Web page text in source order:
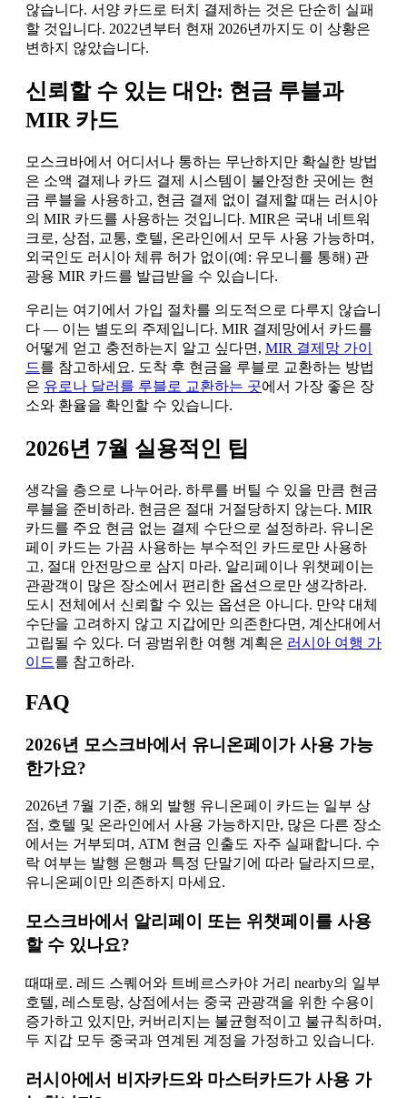
않습니다. 서양 카드로 터치 결제하는 것은 단순히 실패
할 것입니다. 2022년부터 현재 2026년까지도 이 상황은
변하지 않았습니다.
신뢰할 수 있는 대안: 현금 루블과
MIR 카드
모스크바에서 어디서나 통하는 무난하지만 확실한 방법
은 소액 결제나 카드 결제 시스템이 불안정한 곳에는 현
금 루블을 사용하고, 현금 결제 없이 결제할 때는 러시아
의 MIR 카드를 사용하는 것입니다. MIR은 국내 네트워
크로, 상점, 교통, 호텔, 온라인에서 모두 사용 가능하며,
외국인도 러시아 체류 허가 없이(예: 유모니를 통해) 관
광용 MIR 카드를 발급받을 수 있습니다.
우리는 여기에서 가입 절차를 의도적으로 다루지 않습니
다 — 이는 별도의 주제입니다. MIR 결제망에서 카드를
어떻게 얻고 충전하는지 알고 싶다면, MIR 결제망 가이
드를 참고하세요. 도착 후 현금을 루블로 교환하는 방법
은 유로나 달러를 루블로 교환하는 곳에서 가장 좋은 장
소와 환율을 확인할 수 있습니다.
2026년 7월 실용적인 팁
생각을 층으로 나누어라. 하루를 버틸 수 있을 만큼 현금
루블을 준비하라. 현금은 절대 거절당하지 않는다. MIR
카드를 주요 현금 없는 결제 수단으로 설정하라. 유니온
페이 카드는 가끔 사용하는 부수적인 카드로만 사용하
고, 절대 안전망으로 삼지 마라. 알리페이나 위챗페이는
관광객이 많은 장소에서 편리한 옵션으로만 생각하라.
도시 전체에서 신뢰할 수 있는 옵션은 아니다. 만약 대체
수단을 고려하지 않고 지갑에만 의존한다면, 계산대에서
고립될 수 있다. 더 광범위한 여행 계획은 러시아 여행 가
이드를 참고하라.
FAQ
2026년 모스크바에서 유니온페이가 사용 가능
한가요?
2026년 7월 기준, 해외 발행 유니온페이 카드는 일부 상
점, 호텔 및 온라인에서 사용 가능하지만, 많은 다른 장소
에서는 거부되며, ATM 현금 인출도 자주 실패합니다. 수
락 여부는 발행 은행과 특정 단말기에 따라 달라지므로,
유니온페이만 의존하지 마세요.
모스크바에서 알리페이 또는 위챗페이를 사용
할 수 있나요?
때때로. 레드 스퀘어와 트베르스카야 거리 nearby의 일부
호텔, 레스토랑, 상점에서는 중국 관광객을 위한 수용이
증가하고 있지만, 커버리지는 불균형적이고 불규칙하며,
두 지갑 모두 중국과 연계된 계정을 가정하고 있습니다.
러시아에서 비자카드와 마스터카드가 사용 가